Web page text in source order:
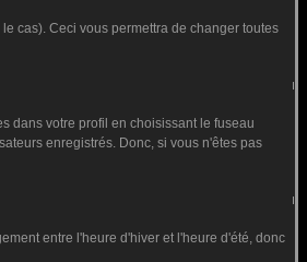
cas). Ceci vous permettra de changer toutes
dans votre profil en choisissant le fuseau
enregistrés. Donc, si vous n'êtes pas
entre l'heure d'hiver et l'heure d'été, donc